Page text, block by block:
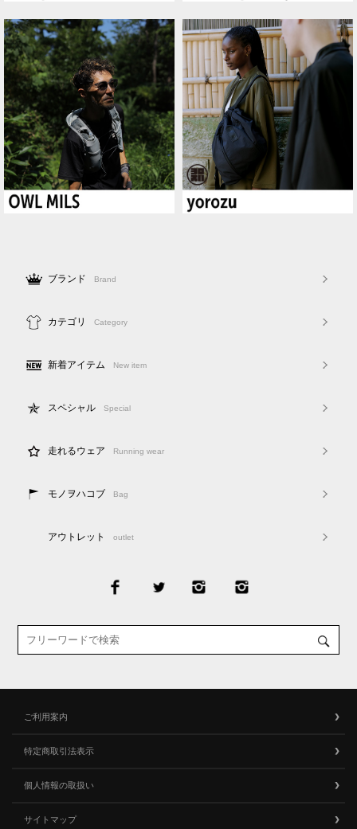
ブランド Brand
カテゴリ Category
新着アイテム New item
スペシャル Special
走れるウェア Running wear
モノヲハコブ Bag
アウトレット outlet
ご利用案内
特定商取引法表示
個人情報の取扱い
サイトマップ